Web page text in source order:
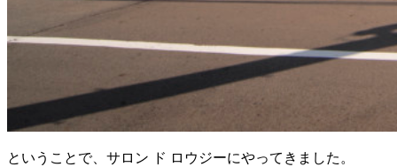
ということで、サロン ド ロウジーにやってきました。